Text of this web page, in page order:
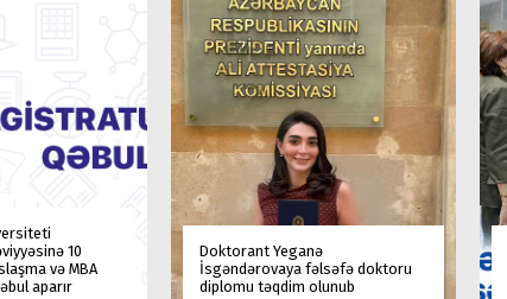
10
və MBA
aparır
Doktorant Yeganə
İsgəndərovaya fəlsəfə doktoru
diplomu təqdim olunub